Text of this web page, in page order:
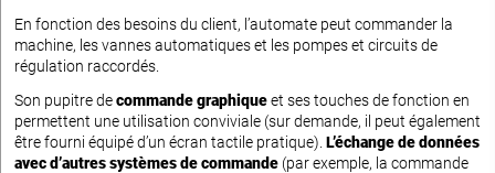
En fonction des besoins du client, l’automate peut commander la
machine, les vannes automatiques et les pompes et circuits de
régulation raccordés.
Son pupitre decommande graphiqueet ses touches de fonction en
permettent une utilisation conviviale (sur demande, il peut également
être fourni équipé d’un écran tactile pratique). L’échange de données
avec d’autres systèmes de commande (par exemple, la commande